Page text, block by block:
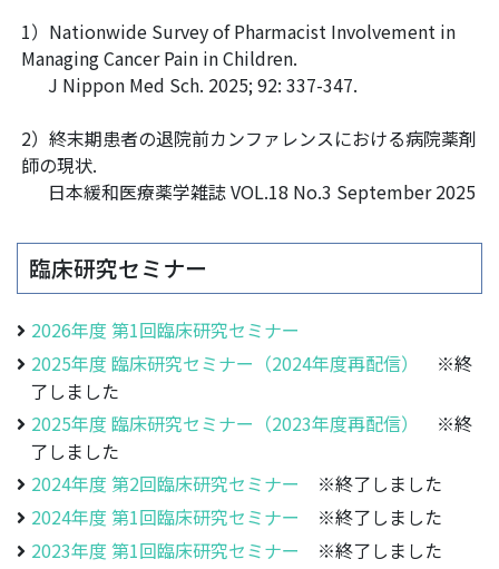
1）Nationwide Survey of Pharmacist Involvement in
Managing Cancer Pain in Children.
J Nippon Med Sch. 2025; 92: 337-347.
2）終末期患者の退院前カンファレンスにおける病院薬剤
師の現状.
日本緩和医療薬学雑誌 VOL.18 No.3 September 2025
臨床研究セミナー
2026年度 第1回臨床研究セミナー
2025年度 臨床研究セミナー（2024年度再配信）
※終
了しました
2025年度 臨床研究セミナー（2023年度再配信）
※終
了しました
2024年度 第2回臨床研究セミナー ※終了しました
2024年度 第1回臨床研究セミナー ※終了しました
2023年度 第1回臨床研究セミナー ※終了しました